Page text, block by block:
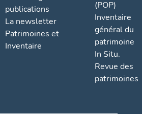
publications
La newsletter
Patrimoines et
Inventaire
(POP)
Inventaire
général du
patrimoine
In Situ.
Revue des
patrimoines